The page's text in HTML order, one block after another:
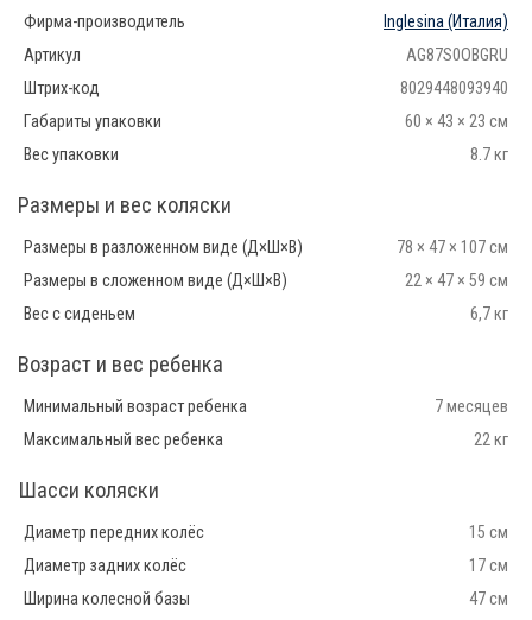
Фирма-производитель Inglesina(Италия)
Артикул
AG87S0OBGRU
Штрих-код
8029448093940
Габариты упаковки
60 × 43 × 23 см
Вес упаковки
8.7 кг
Размеры и вес коляски
Размеры в разложенном виде (Д×Ш×В)
78 × 47 × 107 см
Размеры в сложенном виде (Д×Ш×В)
22 × 47 × 59 см
Вес с сиденьем
6,7 кг
Возраст и вес ребенка
Минимальный возраст ребенка
7 месяцев
Максимальный вес ребенка
22 кг
Шасси коляски
Диаметр передних колёс
15 см
Диаметр задних колёс
17 см
Ширина колесной базы
47 см